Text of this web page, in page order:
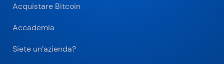
Acquistare Bitcoin
Accademia
Siete un’azienda?